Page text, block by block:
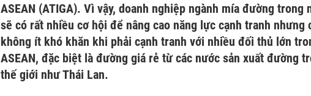
ASEAN (ATIGA). Vì vậy, doanh nghiệp ngành mía đường trong
sẽ có rất nhiều cơ hội để nâng cao năng lực cạnh tranh nhưng
không ít khó khăn khi phải cạnh tranh với nhiều đối thủ lớn
ASEAN, đặc biệt là đường giá rẻ từ các nước sản xuất đường
thế giới như Thái Lan.